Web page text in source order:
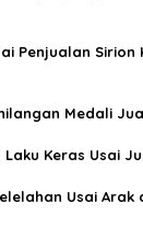
Penjualan
Medali
Keras Usai
Usai